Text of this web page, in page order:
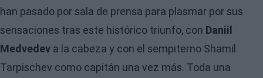
han pasado por sala de prensa para plasmar por sus
sensaciones tras este histórico triunfo, con Daniil
Medvedev a la cabeza y con el sempiterno Shamil
Tarpischev como capitán una vez más. Toda una